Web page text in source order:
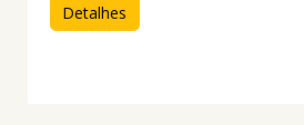
Detalhes